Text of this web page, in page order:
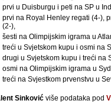
prvi u Duisburgu i peti na SP u
prvi na Royal Henley regati (4-),
(2-),
šesti na Olimpijskim igrama u
treći u Svjetskom kupu i osmi na
drugi u Svjetskom kupu i treći na
osmi na Olimpijskim igrama u
treći na Svjestkom prvenstvu u
Sinković više podataka pod